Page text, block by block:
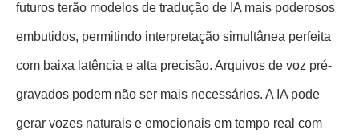
futuros terão modelos de tradução de IA mais poderosos
embutidos, permitindo interpretação simultânea perfeita
com baixa latência e alta precisão. Arquivos de voz pré-
gravados podem não ser mais necessários. A IA pode
gerar vozes naturais e emocionais em tempo real com